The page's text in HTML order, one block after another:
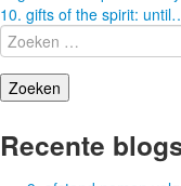
10. gifts of the spirit:
Zoeken
naar:
Recente